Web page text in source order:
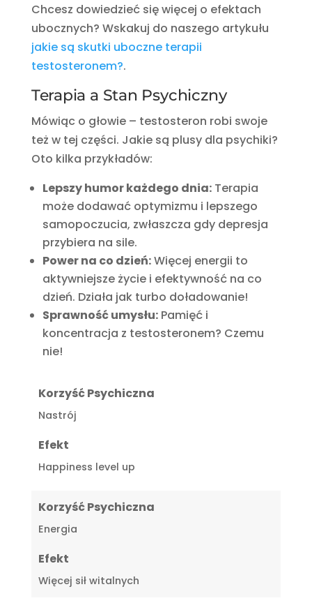
Chcesz dowiedzieć się więcej o efektach
ubocznych? Wskakuj do naszego artykułu
jakie są skutki uboczne terapii
testosteronem?.
Terapia a Stan Psychiczny
Mówiąc o głowie – testosteron robi swoje
też w tej części. Jakie są plusy dla psychiki?
Oto kilka przykładów:
Lepszy humor każdego dnia:Terapia
może dodawać optymizmu i lepszego
samopoczucia, zwłaszcza gdy depresja
przybiera na sile.
Power na co dzień:Więcej energii to
aktywniejsze życie i efektywność na co
dzień. Działa jak turbo doładowanie!
Sprawność umysłu:Pamięć i
koncentracja z testosteronem? Czemu
nie!
Korzyść Psychiczna
Nastrój
Efekt
Happiness level up
Korzyść Psychiczna
Energia
Efekt
Więcej sił witalnych